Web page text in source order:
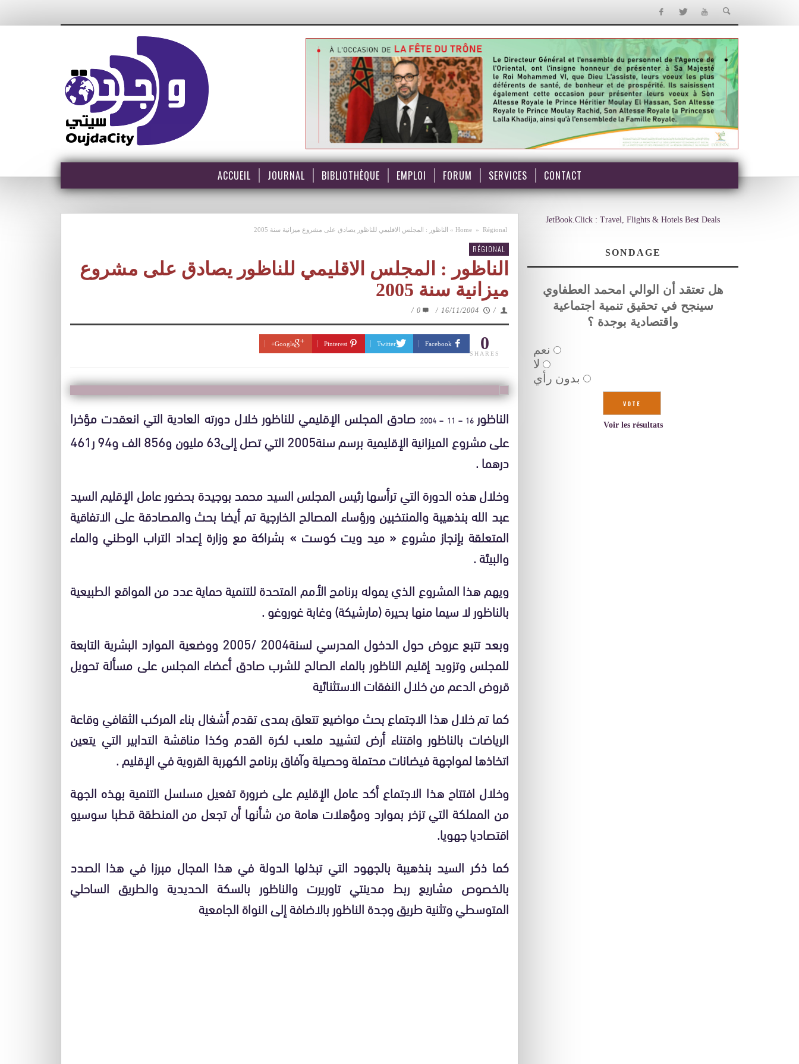
ACCUEIL JOURNAL BIBLIOTHÈQUE EMPLOI FORUM SERVICES CONTACT
Home » Régional
» الناظور : المجلس الاقليمي للناظور يصادق على مشروع ميزانية سنة 2005
RÉGIONAL
الناظور : المجلس الاقليمي للناظور يصادق على مشروع
ميزانية سنة 2005
/
16/11/2004
/
0
/
0
SHARES
Facebook
Twitter
Pinterest
Google+
الناظور 16 – 11 – 2004
صادق المجلس الإقليمي للناظور خلال دورته العادية التي انعقدت مؤخرا
على مشروع الميزانية الإقليمية برسم سنة2005 التي تصل إلى63 مليون و856 الف و94 ر461
درهما .
وخلال هذه الدورة التي ترأسها رئيس المجلس السيد محمد بوجيدة بحضور عامل الإقليم السيد
عبد الله بنذهيبة والمنتخبين ورؤساء المصالح الخارجية تم أيضا بحث والمصادقة على الاتفاقية
المتعلقة بإنجاز مشروع « ميد ويت كوست » بشراكة مع وزارة إعداد التراب الوطني والماء
والبيئة .
ويهم هذا المشروع الذي يموله برنامج الأمم المتحدة للتنمية حماية عدد من المواقع الطبيعية
بالناظور لا سيما منها بحيرة (مارشيكة) وغابة غوروغو .
وبعد تتبع عروض حول الدخول المدرسي لسنة2004 /2005 ووضعية الموارد البشرية التابعة
للمجلس وتزويد إقليم الناظور بالماء الصالح للشرب صادق أعضاء المجلس على مسألة تحويل
قروض الدعم من خلال النفقات الاستثنائية
كما تم خلال هذا الاجتماع بحث مواضيع تتعلق بمدى تقدم أشغال بناء المركب الثقافي وقاعة
الرياضات بالناظور واقتناء أرض لتشييد ملعب لكرة القدم وكذا مناقشة التدابير التي يتعين
اتخاذها لمواجهة فيضانات محتملة وحصيلة وآفاق برنامج الكهربة القروية في الإقليم .
وخلال افتتاح هذا الاجتماع أكد عامل الإقليم على ضرورة تفعيل مسلسل التنمية بهذه الجهة
من المملكة التي تزخر بموارد ومؤهلات هامة من شأنها أن تجعل من المنطقة قطبا سوسيو
اقتصاديا جهويا.
كما ذكر السيد بنذهيبة بالجهود التي تبذلها الدولة في هذا المجال مبرزا في هذا الصدد
بالخصوص مشاريع ربط مدينتي تاوريرت والناظور بالسكة الحديدية والطريق الساحلي
المتوسطي وتثنية طريق وجدة الناظور بالاضافة إلى النواة الجامعية
JetBook.Click : Travel, Flights & Hotels Best Deals
SONDAGE
هل تعتقد أن الوالي امحمد العطفاوي
سينجح في تحقيق تنمية اجتماعية
واقتصادية بوجدة ؟
نعم
لا
بدون رأي
Voir les résultats